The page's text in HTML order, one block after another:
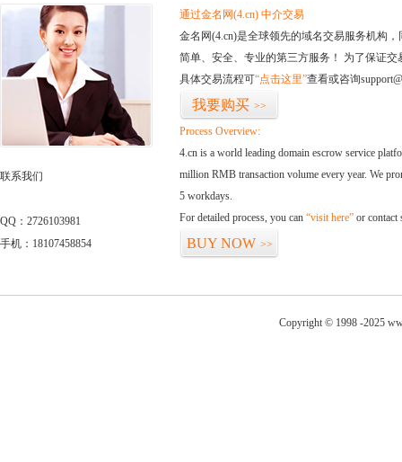
联系我们
QQ：2726103981
手机：18107458854
通过金名网(4.cn) 中介交易
金名网(4.cn)是全球领先的域名交易服务机构
简单、安全、专业的第三方服务！ 为了保证
具体交易流程可“点击这里”查看或咨询
我要购买 >>
Process Overview:
4.cn is a world leading domain escrow service
million RMB transaction volume every year. We
5 workdays.
For detailed process, you can “visit here” or contact
BUY NOW >>
Copyright © 1998 -2025